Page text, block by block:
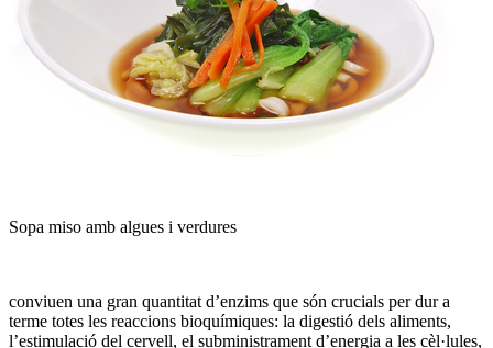
Sopa miso amb algues i verdures
conviuen una gran quantitat d’enzims que són crucials per dur a
terme totes les reaccions bioquímiques: la digestió dels aliments,
l’estimulació del cervell, el subministrament d’energia a les cèl·lules,